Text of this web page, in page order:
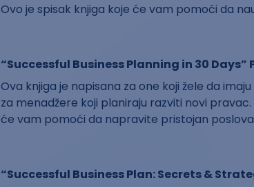
Ovo je spisak knjiga koje će vam pomoći da
“Successful Business Planning in 30 Days”
Ova knjiga je napisana za one koji žele da
za menadžere koji planiraju razviti novi
će vam pomoći da napravite pristojan
“Successful Business Plan: Secrets &